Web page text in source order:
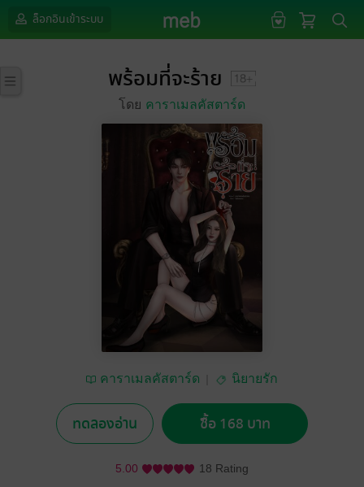
ล็อกอินเข้าระบบ
พร้อมที่จะร้าย
โดย คาราเมลคัสตาร์ด
คาราเมลคัสตาร์ด นิยายรัก
ทดลองอ่าน ซื้อ 168 บาท
5.00 18 Rating